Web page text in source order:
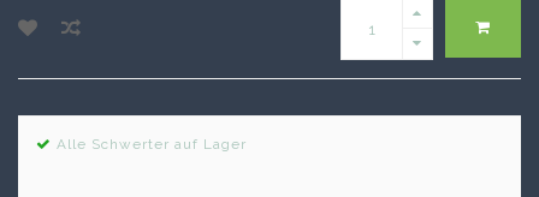
Alle Schwerter auf Lager